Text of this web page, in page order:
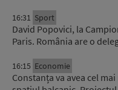
16:31 Sport
David Popovici, la
Paris. România are o
16:15 Economie
Constanța va avea cel